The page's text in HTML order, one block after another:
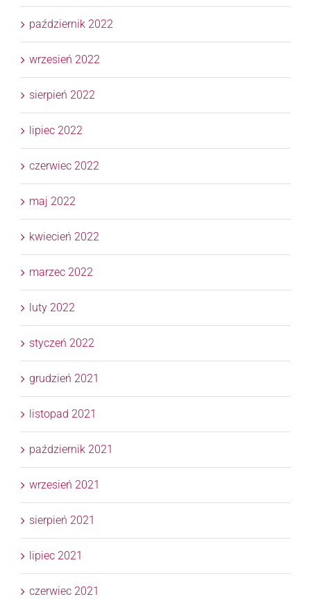
październik 2022
wrzesień 2022
sierpień 2022
lipiec 2022
czerwiec 2022
maj 2022
kwiecień 2022
marzec 2022
luty 2022
styczeń 2022
grudzień 2021
listopad 2021
październik 2021
wrzesień 2021
sierpień 2021
lipiec 2021
czerwiec 2021